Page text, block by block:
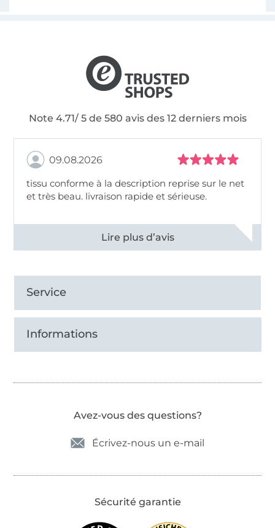
Note 4.71/ 5 de 580 avis des 12 derniers mois
09.08.2026
tissu conforme à la description reprise sur le net
et très beau. livraison rapide et sérieuse.
Voir tous les 11498 commentaires
Service
Informations
Avez-vous des questions?
Écrivez-nous un e-mail
Sécurité garantie